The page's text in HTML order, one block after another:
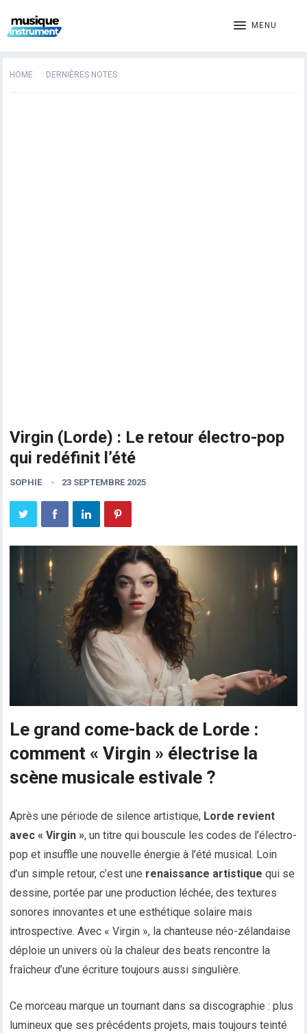
MENU
HOME DERNIÈRES NOTES
Virgin (Lorde) : Le retour électro-pop
qui redéfinit l’été
SOPHIE 23 SEPTEMBRE 2025
Le grand come-back de Lorde :
comment « Virgin » électrise la
scène musicale estivale ?
Après une période de silence artistique, Lorde revient
avec « Virgin », un titre qui bouscule les codes de l’électro-
pop et insuffle une nouvelle énergie à l’été musical. Loin
d’un simple retour, c’est une renaissance artistique qui se
dessine, portée par une production léchée, des textures
sonores innovantes et une esthétique solaire mais
introspective. Avec « Virgin », la chanteuse néo-zélandaise
déploie un univers où la chaleur des beats rencontre la
fraîcheur d’une écriture toujours aussi singulière.
Ce morceau marque un tournant dans sa discographie : plus
lumineux que ses précédents projets, mais toujours teinté